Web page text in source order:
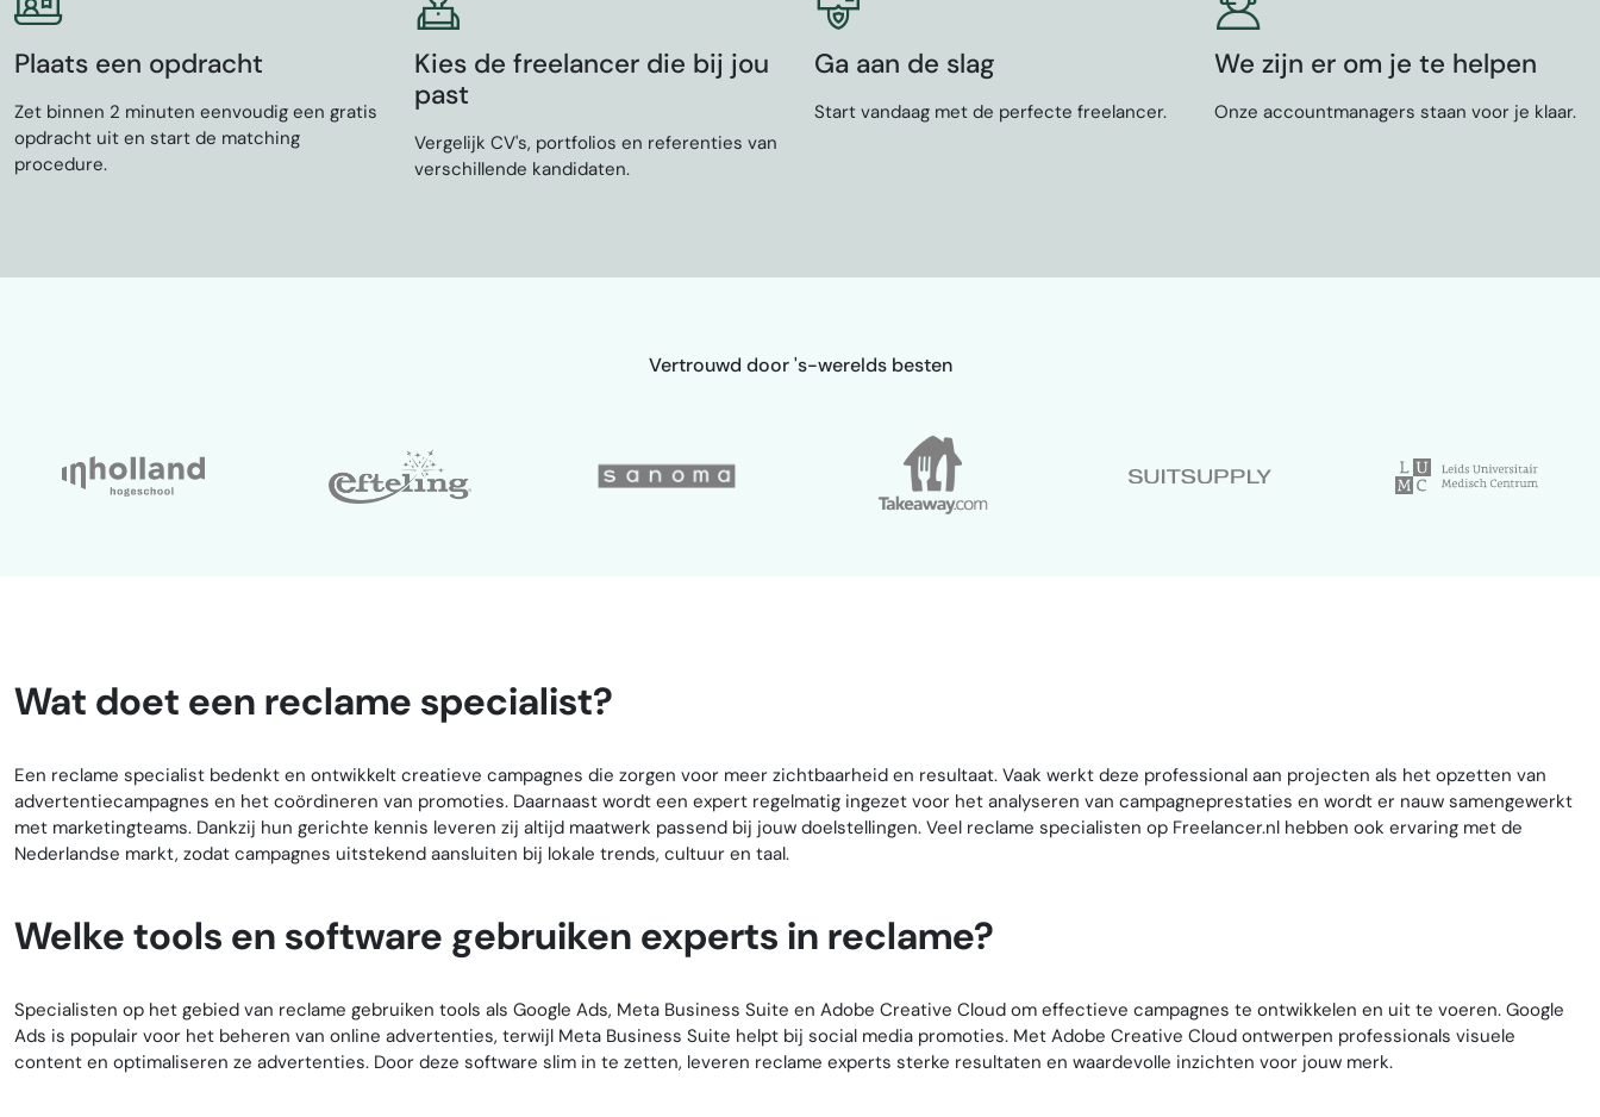
Plaats een opdracht
Zet binnen 2 minuten eenvoudig een gratis
opdracht uit en start de matching
procedure.
Kies de freelancer die bij jou
past
Vergelijk CV's, portfolios en referenties van
verschillende kandidaten.
Ga aan de slag
Start vandaag met de perfecte freelancer.
We zijn er om je te helpen
Onze accountmanagers staan voor je klaar.
Vertrouwd door 's-werelds besten
Wat doet een reclame specialist?
Een reclame specialist bedenkt en ontwikkelt creatieve campagnes die zorgen voor meer zichtbaarheid en resultaat. Vaak werkt deze professional aan projecten als het opzetten van
advertentiecampagnes en het coördineren van promoties. Daarnaast wordt een expert regelmatig ingezet voor het analyseren van campagneprestaties en wordt er nauw samengewerkt
met marketingteams. Dankzij hun gerichte kennis leveren zij altijd maatwerk passend bij jouw doelstellingen. Veel reclame specialisten op Freelancer.nl hebben ook ervaring met de
Nederlandse markt, zodat campagnes uitstekend aansluiten bij lokale trends, cultuur en taal.
Welke tools en software gebruiken experts in reclame?
Specialisten op het gebied van reclame gebruiken tools als Google Ads, Meta Business Suite en Adobe Creative Cloud om effectieve campagnes te ontwikkelen en uit te voeren. Google
Ads is populair voor het beheren van online advertenties, terwijl Meta Business Suite helpt bij social media promoties. Met Adobe Creative Cloud ontwerpen professionals visuele
content en optimaliseren ze advertenties. Door deze software slim in te zetten, leveren reclame experts sterke resultaten en waardevolle inzichten voor jouw merk.